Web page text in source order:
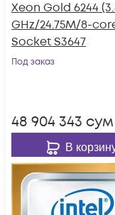
Xeon Gold 6244
GHz/24.75M/8-
Socket S3647
Под заказ
48 904 343 сум
В